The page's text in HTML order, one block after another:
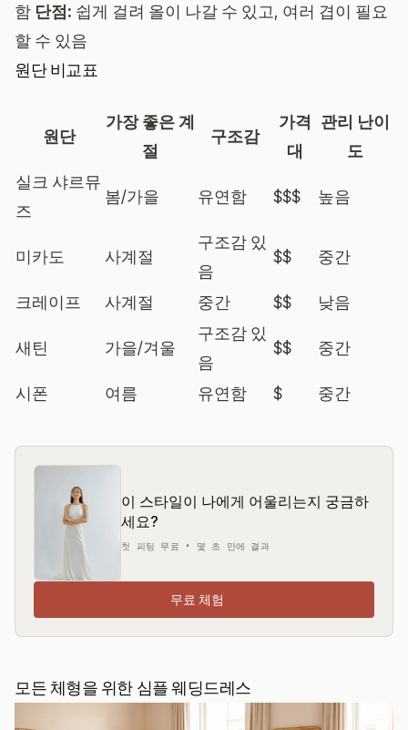
함 단점: 쉽게 걸려 올이 나갈 수 있고, 여러 겹이 필요
할 수 있음
원단 비교표
원단
가장 좋은 계
절
구조감
가격
대
관리 난이
도
실크 샤르뮤
즈
봄/가을 유연함 $$$ 높음
미카도 사계절
구조감 있
음
$$ 중간
크레이프 사계절 중간 $$ 낮음
새틴 가을/겨울
구조감 있
음
$$ 중간
시폰 여름 유연함 $ 중간
이 스타일이 나에게 어울리는지 궁금하
세요?
첫 피팅 무료 • 몇 초 만에 결과
무료 체험
모든 체형을 위한 심플 웨딩드레스